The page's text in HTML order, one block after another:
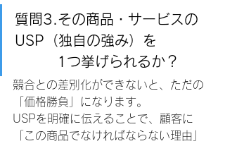
質問3.その商品・サービスの
USP（独自の強み）を
1つ挙げられるか？
競合との差別化ができないと、ただの
「価格勝負」になります。
USPを明確に伝えることで、顧客に
「この商品でなければならない理由」